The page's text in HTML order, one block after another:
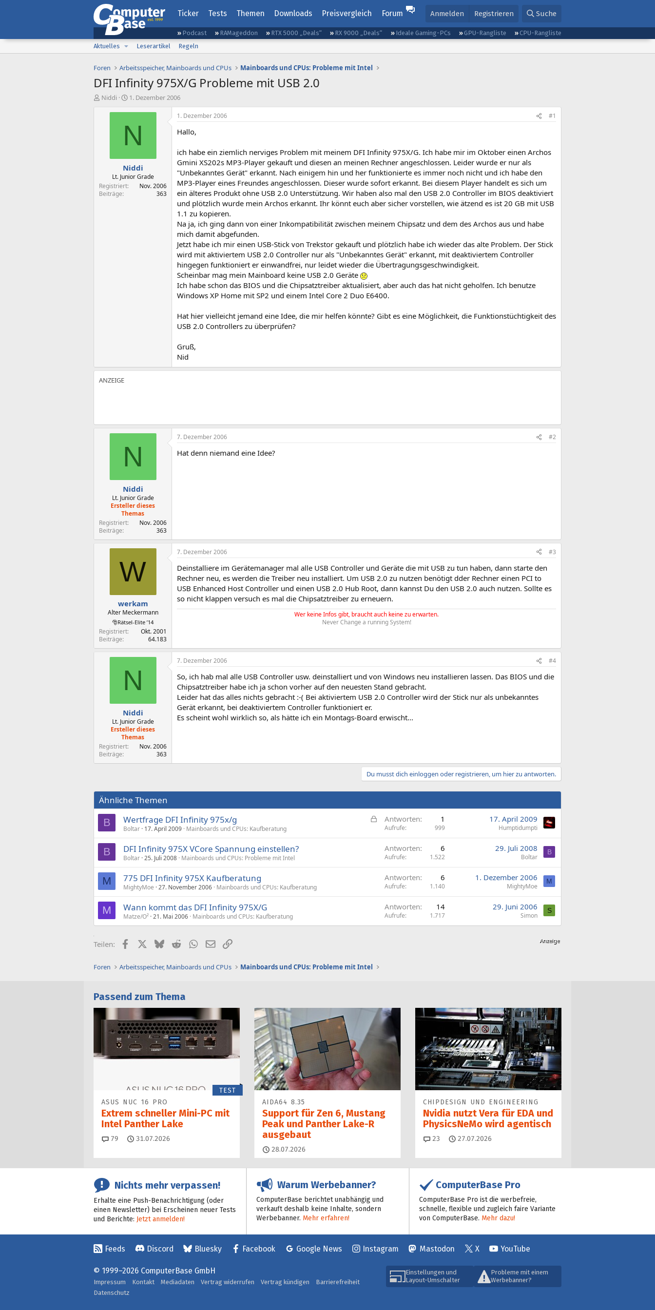
Ticker Tests Themen Downloads Preisvergleich Forum Anmelden Registrieren Suche
Podcast RAMageddon RTX 5000 „Deals“ RX 9000 „Deals“ Ideale Gaming-PCs GPU-Rangliste
CPU-Rangliste
Aktuelles
Leserartikel Regeln
Foren Arbeitsspeicher, Mainboards und CPUs Mainboards und CPUs: Probleme mit Intel
DFI Infinity 975X/G Probleme mit USB 2.0
E
Niddi
E
s
e
t
a
m
1. Dezember 2006
N
Niddi
Lt. Junior Grade
Registriert
Nov. 2006
Beiträge
363
1. Dezember 2006 #1
Hallo,
ich habe ein ziemlich nerviges Problem mit meinem DFI Infinity 975X/G. Ich habe mir im Oktober einen Archos
Gmini XS202s MP3-Player gekauft und diesen an meinen Rechner angeschlossen. Leider wurde er nur als
"Unbekanntes Gerät" erkannt. Nach einigem hin und her funktionierte es immer noch nicht und ich habe den
MP3-Player eines Freundes angeschlossen. Dieser wurde sofort erkannt. Bei diesem Player handelt es sich um
ein älteres Produkt ohne USB 2.0 Unterstützung. Wir haben also mal den USB 2.0 Controller im BIOS deaktiviert
und plötzlich wurde mein Archos erkannt. Ihr könnt euch aber sicher vorstellen, wie ätzend es ist 20 GB mit USB
1.1 zu kopieren.
Na ja, ich ging dann von einer Inkompatibilität zwischen meinem Chipsatz und dem des Archos aus und habe
mich damit abgefunden.
Jetzt habe ich mir einen USB-Stick von Trekstor gekauft und plötzlich habe ich wieder das alte Problem. Der Stick
wird mit aktiviertem USB 2.0 Controller nur als "Unbekanntes Gerät" erkannt, mit deaktiviertem Controller
hingegen funktioniert er einwandfrei, nur leidet wieder die Übertragungsgeschwindigkeit.
Scheinbar mag mein Mainboard keine USB 2.0 Geräte
Ich habe schon das BIOS und die Chipsatztreiber aktualisiert, aber auch das hat nicht geholfen. Ich benutze
Windows XP Home mit SP2 und einem Intel Core 2 Duo E6400.
Hat hier vielleicht jemand eine Idee, die mir helfen könnte? Gibt es eine Möglichkeit, die Funktionstüchtigkeit des
USB 2.0 Controllers zu überprüfen?
Gruß,
Nid
N
Niddi
Lt. Junior Grade
Ersteller dieses
Themas
Registriert
Nov. 2006
Beiträge
363
7. Dezember 2006 #2
Hat denn niemand eine Idee?
W
werkam
Alter Meckermann
🎅Rätsel-Elite ’14
Registriert
Okt. 2001
Beiträge
64.183
7. Dezember 2006 #3
Deinstalliere im Gerätemanager mal alle USB Controller und Geräte die mit USB zu tun haben, dann starte den
Rechner neu, es werden die Treiber neu installiert. Um USB 2.0 zu nutzen benötigt dder Rechner einen PCI to
USB Enhanced Host Controller und einen USB 2.0 Hub Root, dann kannst Du den USB 2.0 auch nutzen. Sollte es
so nicht klappen versuch es mal die Chipsatztreiber zu erneuern.
Wer keine Infos gibt, braucht auch keine zu erwarten.
Never Change a running System!
N
Niddi
Lt. Junior Grade
Ersteller dieses
Themas
Registriert
Nov. 2006
Beiträge
363
7. Dezember 2006 #4
So, ich hab mal alle USB Controller usw. deinstalliert und von Windows neu installieren lassen. Das BIOS und die
Chipsatztreiber habe ich ja schon vorher auf den neuesten Stand gebracht.
Leider hat das alles nichts gebracht :-( Bei aktiviertem USB 2.0 Controller wird der Stick nur als unbekanntes
Gerät erkannt, bei deaktiviertem Controller funktioniert er.
Es scheint wohl wirklich so, als hätte ich ein Montags-Board erwischt...
Du musst dich einloggen oder registrieren, um hier zu antworten.
Ähnliche Themen
B
G
s
r
Wertfrage DFI Infinity 975x/g
Boltar 17. April 2009 Mainboards und CPUs: Kaufberatung
Antworten 1
Aufrufe 999
17. April 2009
Humptidumpti
B DFI Infinity 975X VCore Spannung einstellen?
Boltar 25. Juli 2008 Mainboards und CPUs: Probleme mit Intel
Antworten 6
Aufrufe 1.522
29. Juli 2008
Boltar
B
M 775 DFI Infinity 975X Kaufberatung
MightyMoe 27. November 2006 Mainboards und CPUs: Kaufberatung
Antworten 6
Aufrufe 1.140
1. Dezember 2006
MightyMoe
M
M Wann kommt das DFI Infinity 975X/G
Matze/O² 21. Mai 2006 Mainboards und CPUs: Kaufberatung
Antworten 14
Aufrufe 1.717
29. Juni 2006
Simon
S
Teilen: FacebookX (Twitter)
BlueskyRedditWhatsApp
E-MailLink
Foren Arbeitsspeicher, Mainboards und CPUs Mainboards und CPUs: Probleme mit Intel
Passend zum Thema
TEST
ASUS NUC 16 PRO
Extrem schneller Mini-PC mit
Intel Panther Lake
79 Kommentare
31.07.2026
AIDA64 8.35
Support für Zen 6, Mustang
Peak und Panther Lake-R
ausgebaut
28.07.2026
CHIPDESIGN UND ENGINEERING
Nvidia nutzt Vera für EDA und
PhysicsNeMo wird agentisch
23 Kommentare
27.07.2026
Nichts mehr verpassen!
Erhalte eine Push-Benachrichtigung (oder
einen Newsletter) bei Erscheinen neuer Tests
und Berichte: Jetzt anmelden!
Warum Werbebanner?
ComputerBase berichtet unabhängig und
verkauft deshalb keine Inhalte, sondern
Werbebanner. Mehr erfahren!
ComputerBase Pro
ComputerBase Pro ist die werbefreie,
schnelle, flexible und zugleich faire Variante
von ComputerBase. Mehr dazu!
Feeds Discord Bluesky Facebook Google News Instagram Mastodon X YouTube
Einstellungen und
Layout-Umschalter
Probleme mit einem
Werbebanner?
© 1999–2026 ComputerBase GmbH
Impressum Kontakt Mediadaten Vertrag widerrufen Vertrag kündigen
Barrierefreiheit
Datenschutz